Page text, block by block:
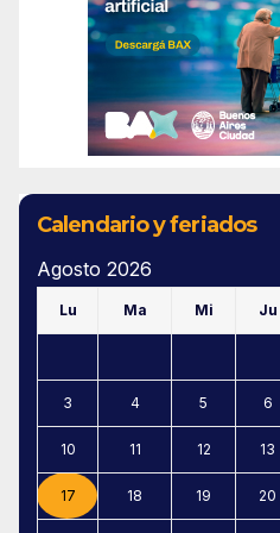
Calendario y feriados
Agosto 2026
Lu Ma Mi Ju
3 4 5 6
10 11 12 13
17 18 19 20